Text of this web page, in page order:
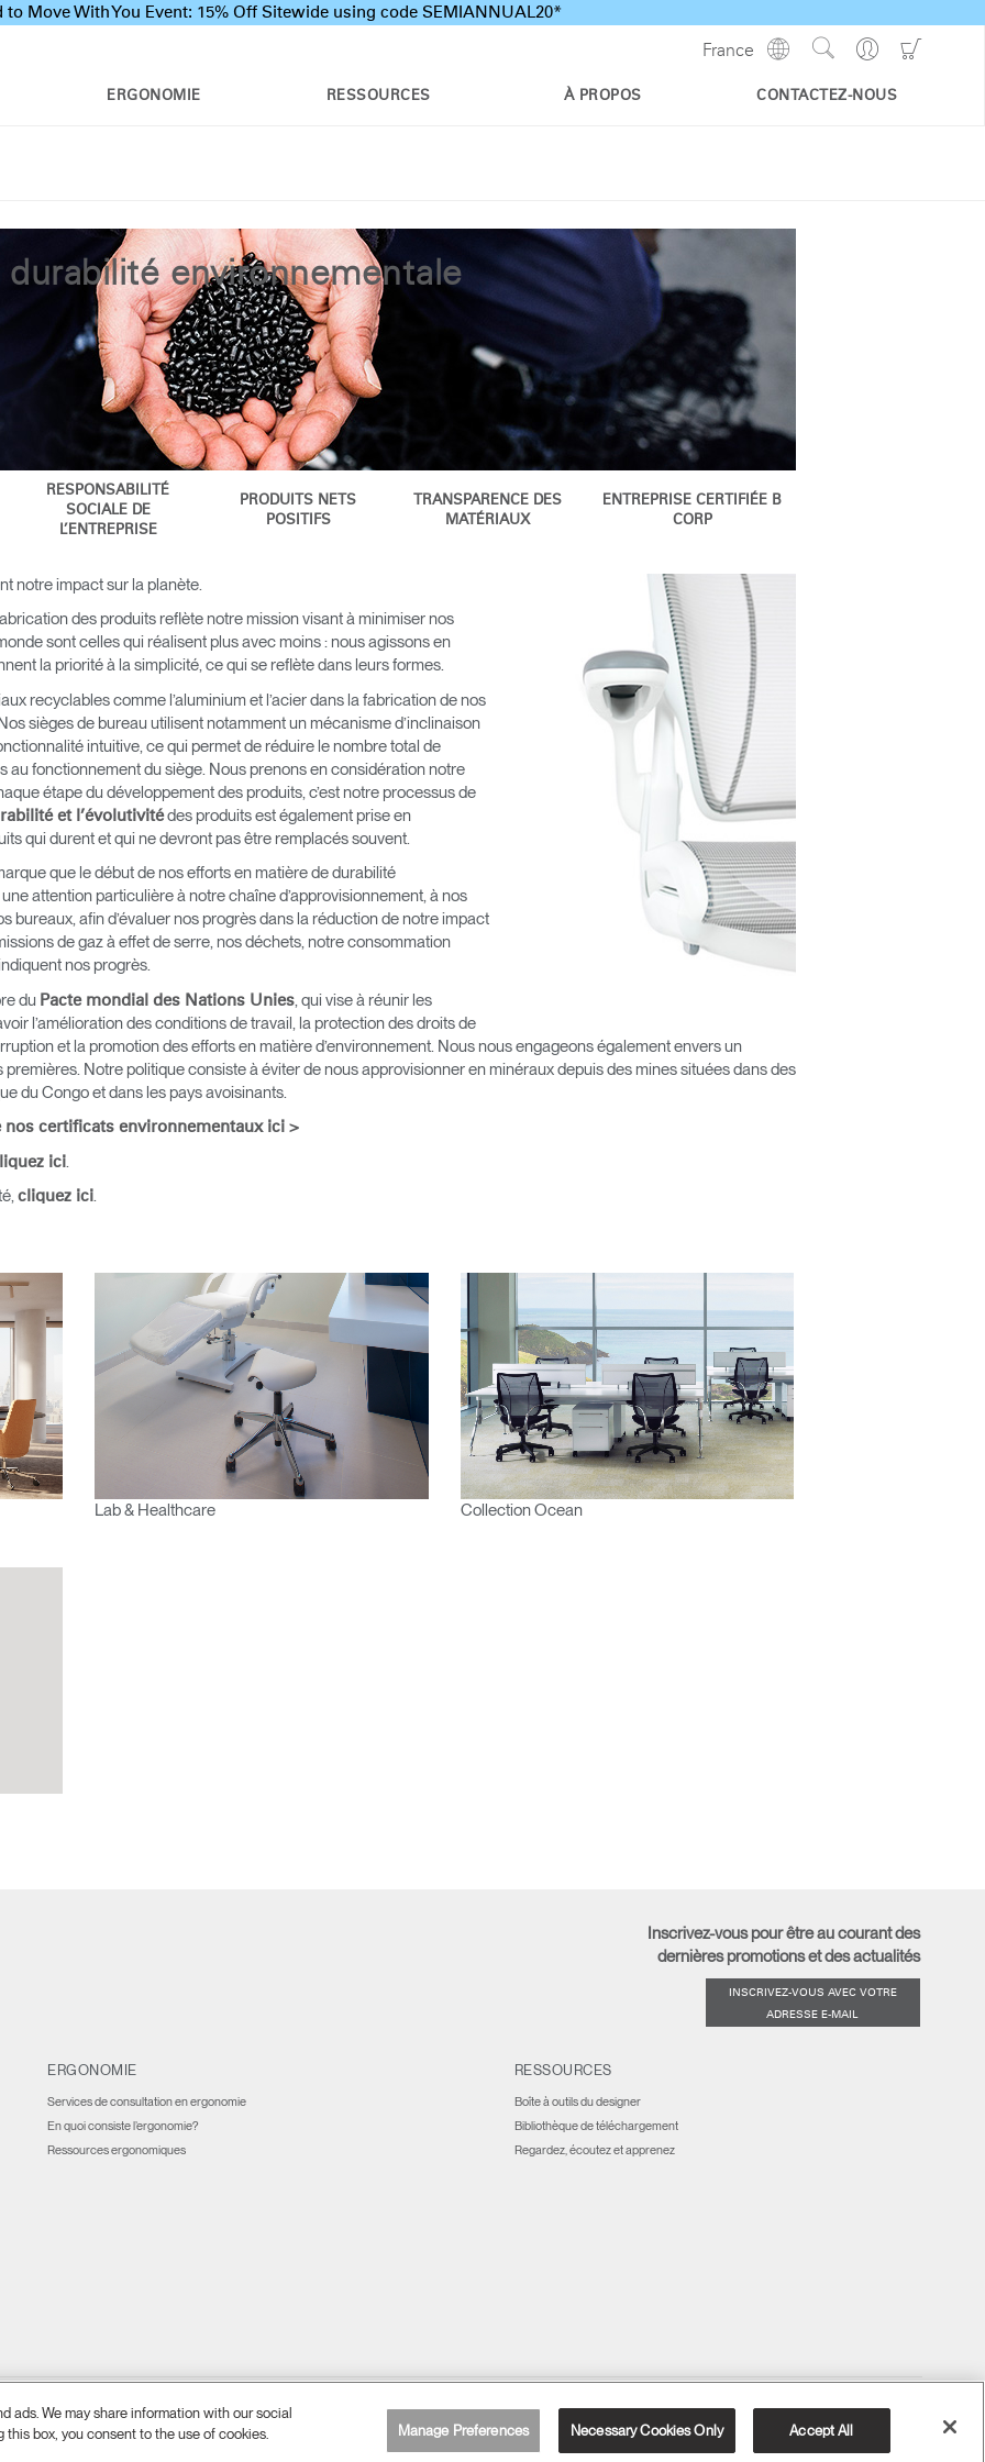
to Move With You Event: 15% Off Sitewide using code SEMIANNUAL20*
ERGONOMIE RESSOURCES À PROPOS CONTACTEZ-NOUS
Go
Profile
Site
France
Show
Sélectionnez votre pays
WITH SSO
oublié
Select
Region
Créer un compte
?
ENTRER
Close
Dialog
durabilité environnementale
RESPONSABILITÉ
SOCIALE DE
L’ENTREPRISE
PRODUITS NETS
POSITIFS
TRANSPARENCE DES
MATÉRIAUX
ENTREPRISE CERTIFIÉE B
CORP
notre impact sur la planète
des produits reflète notre mission visant à minimiser nos
sont celles qui réalisent plus avec moins : nous agissons en
la priorité à la simplicité, ce qui se reflète dans leurs formes.
recyclables comme l’aluminium et l’acier dans la fabrication de nos
sièges de bureau utilisent notamment un mécanisme d’inclinaison
intuitive, ce qui permet de réduire le nombre total de
au fonctionnement du siège. Nous prenons en considération notre
étape du développement des produits, c’est notre processus de
et l’évolutivitédes produits est également prise en
qui durent et qui ne devront pas être remplacés souvent.
que le début de nos efforts en matière de durabilité
attention particulière à notre chaîne d’approvisionnement, à nos
bureaux, afin d’évaluer nos progrès dans la réduction de notre impact
de gaz à effet de serre, nos déchets, notre consommation
nos progrès.
du Pacte mondial des Nations Unies , qui vise à réunir les
l’amélioration des conditions de travail, la protection des droits de
et la promotion des efforts en matière d’environnement. Nous nous engageons également envers un
Notre politique consiste à éviter de nous approvisionner en minéraux depuis des mines situées dans des
du Congo et dans les pays avoisinants.
nos certificats environnementaux ici >
ici
cliquez ici.
Lab & Healthcare Collection Ocean
Inscrivez-vous pour être au courant des
dernières promotions et des actualités
INSCRIVEZ-VOUS AVEC VOTRE
ADRESSE E-MAIL
ERGONOMIE
Services de consultation en ergonomie
En quoi consiste l’ergonomie?
Ressources ergonomiques
RESSOURCES
Boîte à outils du designer
Bibliothèque de téléchargement
Regardez, écoutez et apprenez
| Préférences en matière de cookies | Se désinscrire
ads. We may share information with our social
this box, you consent to the use of cookies.
Manage Preferences Necessary Cookies Only Accept All